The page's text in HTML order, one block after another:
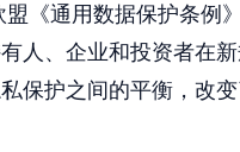
《通用数据保护条例
人、企业和投资者在
保护之间的平衡，改